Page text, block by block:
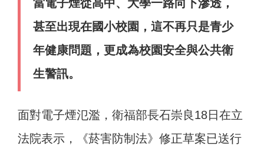
當電子煙從高中、大學一路向下滲透，
甚至出現在國小校園，這不再只是青少
年健康問題，更成為校園安全與公共衛
生警訊。
面對電子煙氾濫，衛福部長石崇良18日在立
法院表示，《菸害防制法》修正草案已送行